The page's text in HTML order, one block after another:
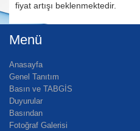
fiyat artışı beklenmektedir.
Menü
Anasayfa
Genel Tanıtım
Basın ve TABGİS
Duyurular
Basından
Fotoğraf Galerisi